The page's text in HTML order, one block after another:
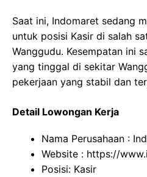
Saat ini, Indomaret sedang
untuk posisi Kasir di salah
Wanggudu. Kesempatan ini
yang tinggal di sekitar
pekerjaan yang stabil dan
Detail Lowongan Kerja
Nama Perusahaan :
Website : https://
Posisi: Kasir